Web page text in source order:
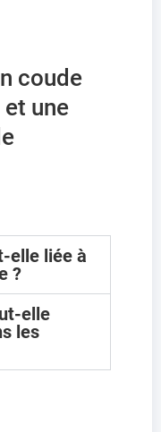
coude
une
elle liée à
?
elle
les